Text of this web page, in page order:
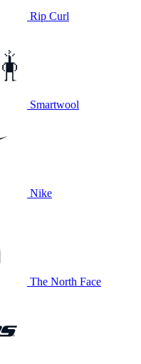
Rip Curl
Smartwool
Nike
The North Face